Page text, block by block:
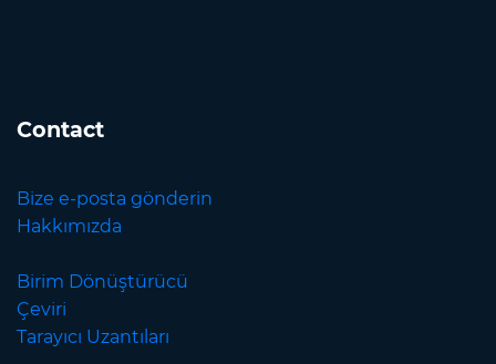
Contact
Bize e-posta gönderin
Hakkımızda
Birim Dönüştürücü
Çeviri
Tarayıcı Uzantıları